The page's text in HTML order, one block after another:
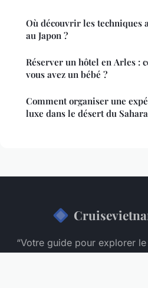
Où découvrir les techniques
au Japon ?
Réserver un hôtel en Arles :
vous avez un bébé ?
Comment organiser une
luxe dans le désert du
“Votre guide pour explorer